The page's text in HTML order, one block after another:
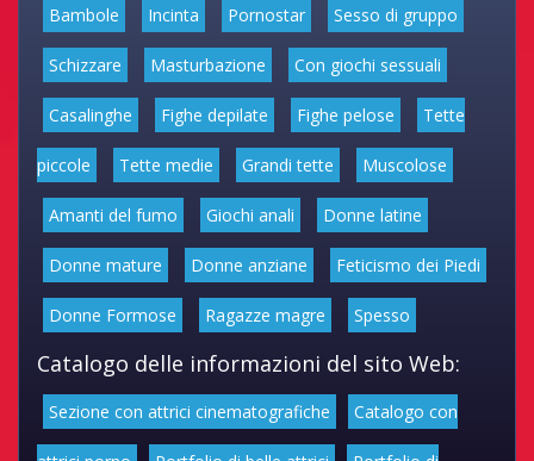
Bambole Incinta Pornostar Sesso di gruppo
Schizzare Masturbazione Con giochi sessuali
Casalinghe Fighe depilate Fighe pelose Tette
piccole Tette medie Grandi tette Muscolose
Amanti del fumo Giochi anali Donne latine
Donne mature Donne anziane Feticismo dei Piedi
Donne Formose Ragazze magre Spesso
Catalogo delle informazioni del sito Web:
Sezione con attrici cinematografiche Catalogo con